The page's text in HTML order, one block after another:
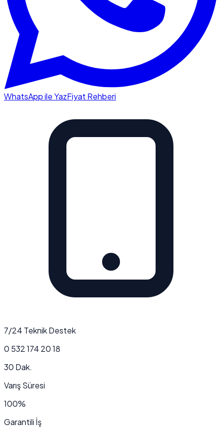
WhatsApp ile YazFiyat Rehberi
7/24 Teknik Destek
0 532 174 20 18
30 Dak.
Varış Süresi
100%
Garantili İş